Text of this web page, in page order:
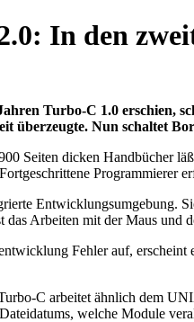
In den
Turbo-C 1.0 erschien,
überzeugte. Nun schaltet
Seiten dicken Handbücher
Programmierer
Entwicklungsumgebung.
das Arbeiten mit der Maus und
Fehler auf,
C arbeitet ähnlich dem
welche Module